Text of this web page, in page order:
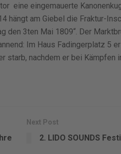
eine eingemauerte
hängt am Giebel die Fraktur-
den 3ten Mai 1809“. Der
Im Haus Fadingerplatz 5
starb, nachdem er bei Kämpfen
Next Post
2. LIDO SOUNDS